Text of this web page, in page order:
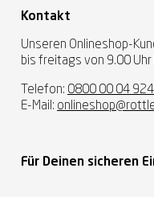
Kontakt
Unseren Onlineshop-
bis freitags von 9.00 Uhr
Telefon: 0800 00 04 924
E-Mail:
Für Deinen sicheren